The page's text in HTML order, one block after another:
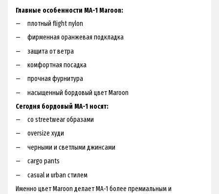
Главные особенности MA-1 Maroon:
плотный flight nylon
фирменная оранжевая подкладка
защита от ветра
комфортная посадка
прочная фурнитура
насыщенный бордовый цвет Maroon
Сегодня бордовый MA-1 носят:
со streetwear образами
oversize худи
черными и светлыми джинсами
cargo pants
casual и urban стилем
Именно цвет Maroon делает MA-1 более премиальным и